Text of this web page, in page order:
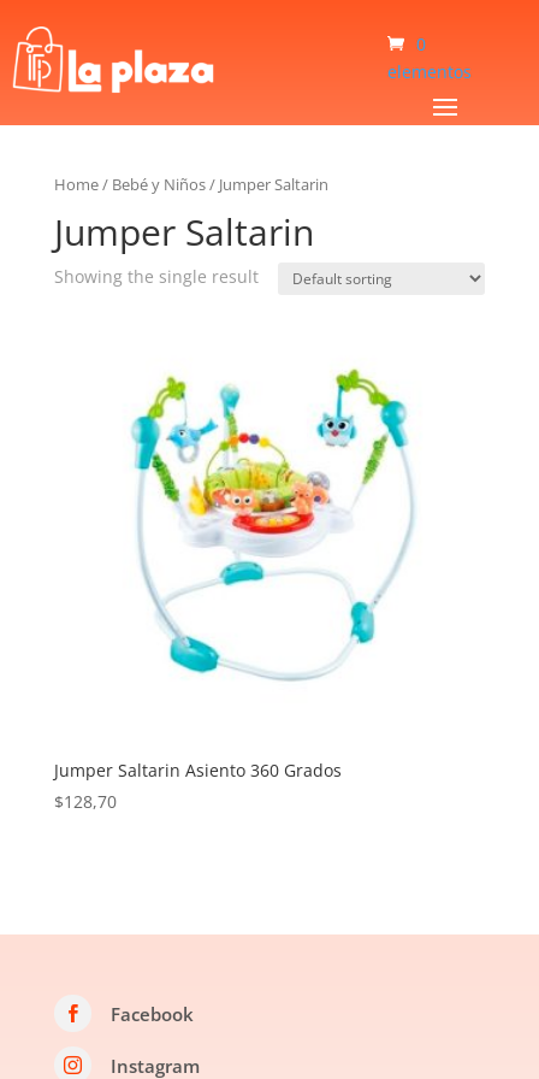
0
elementos
Home/ Bebé y Niños/ Jumper Saltarin
Jumper Saltarin
Showing the single result
Jumper Saltarin Asiento 360 Grados
$128,70
 Facebook
 Instagram